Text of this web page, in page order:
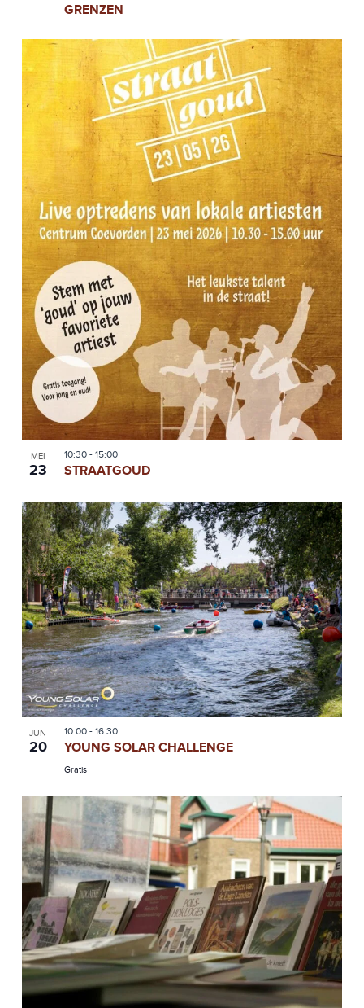
T
I
E
GRENZEN
MEI
23
10:30 - 15:00
STRAATGOUD
JUN
20
10:00 - 16:30
YOUNG SOLAR CHALLENGE
Gratis